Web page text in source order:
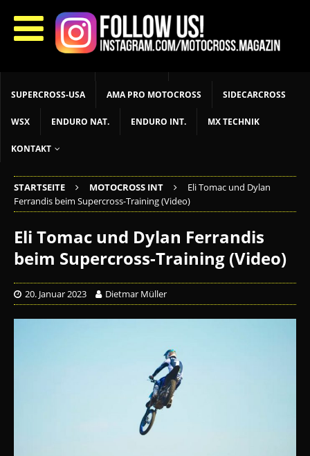
START LIVETIMING MX NEWS MX YOUTH
MX WOMEN MXGP ADAC MX MASTERS MOTOCROSS INT
SUPERCROSS-USA AMA PRO MOTOCROSS SIDECARCROSS
WSX ENDURO NAT. ENDURO INT. MX TECHNIK
KONTAKT
STARTSEITE MOTOCROSS INT
Eli Tomac und Dylan
Ferrandis beim Supercross-Training (Video)
Eli Tomac und Dylan Ferrandis
beim Supercross-Training (Video)
20. Januar 2023 Dietmar Müller